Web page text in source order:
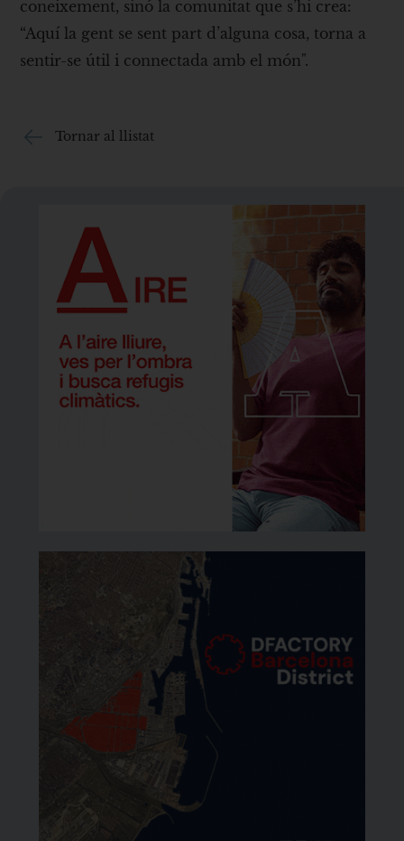
coneixement, sinó la comunitat que s’hi crea:
“Aquí la gent se sent part d’alguna cosa, torna a
sentir-se útil i connectada amb el món".
Tornar al llistat